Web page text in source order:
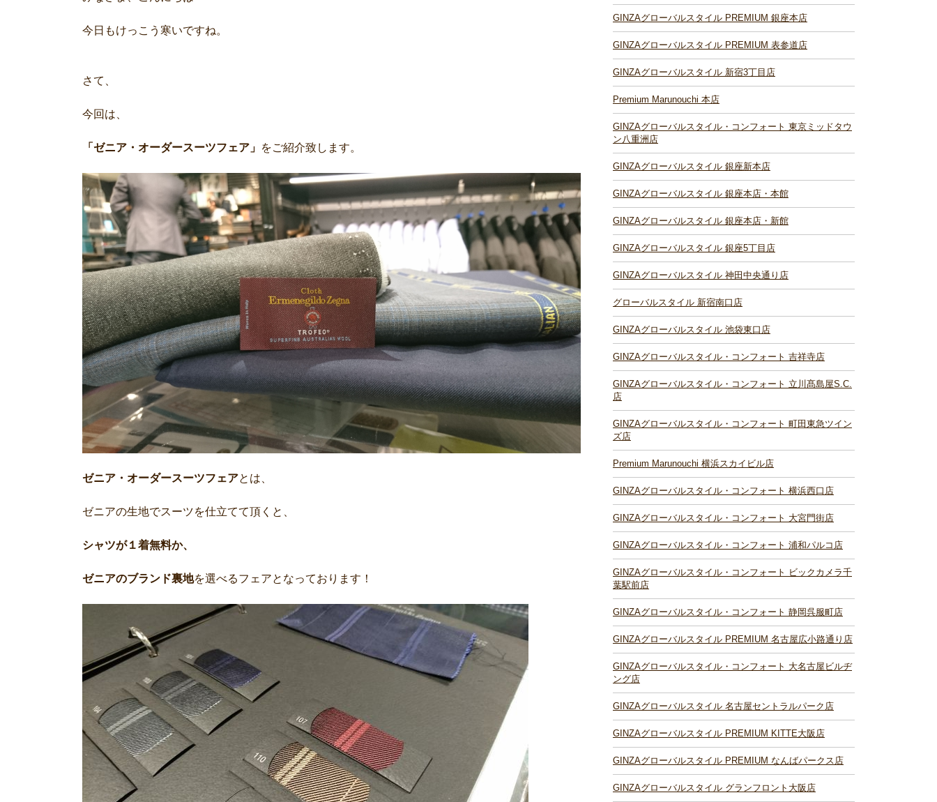
今日もけっこう寒いですね。
さて、
今回は、
「ゼニア・オーダースーツフェア」 をご紹介致します。
ゼニア・オーダースーツフェアとは、
ゼニアの生地でスーツを仕立てて頂くと、
シャツが１着無料か、
ゼニアのブランド裏地を選べるフェアとなっております！
GINZAグローバルスタイル PREMIUM 銀座本店
GINZAグローバルスタイル PREMIUM 表参道店
GINZAグローバルスタイル 新宿3丁目店
Premium Marunouchi 本店
GINZAグローバルスタイル・コンフォート 東京ミッドタウ
ン八重洲店
GINZAグローバルスタイル 銀座新本店
GINZAグローバルスタイル 銀座本店・本館
GINZAグローバルスタイル 銀座本店・新館
GINZAグローバルスタイル 銀座5丁目店
GINZAグローバルスタイル 神田中央通り店
グローバルスタイル 新宿南口店
GINZAグローバルスタイル 池袋東口店
GINZAグローバルスタイル・コンフォート 吉祥寺店
GINZAグローバルスタイル・コンフォート 立川髙島屋S.C.
店
GINZAグローバルスタイル・コンフォート 町田東急ツイン
ズ店
Premium Marunouchi 横浜スカイビル店
GINZAグローバルスタイル・コンフォート 横浜西口店
GINZAグローバルスタイル・コンフォート 大宮門街店
GINZAグローバルスタイル・コンフォート 浦和パルコ店
GINZAグローバルスタイル・コンフォート ビックカメラ千
葉駅前店
GINZAグローバルスタイル・コンフォート 静岡呉服町店
GINZAグローバルスタイル PREMIUM 名古屋広小路通り店
GINZAグローバルスタイル・コンフォート 大名古屋ビルヂ
ング店
GINZAグローバルスタイル 名古屋セントラルパーク店
GINZAグローバルスタイル PREMIUM KITTE大阪店
GINZAグローバルスタイル PREMIUM なんばパークス店
GINZAグローバルスタイル グランフロント大阪店